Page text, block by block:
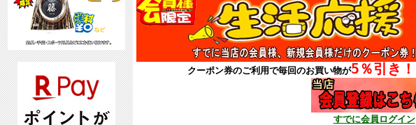
クーポン券のご利用で毎回のお買い物が5％引き！
すでに会員ログイン